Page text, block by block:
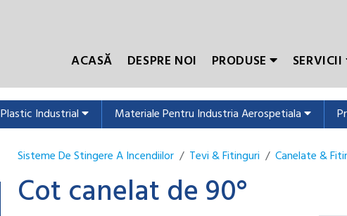
ACASĂ
DESPRE NOI PRODUSE SERVICII
Plastic Industrial Materiale Pentru Industria Aerospetiala
Sisteme De Stingere A Incendiilor Tevi & Fitinguri Canelate &
Cot canelat de 90°